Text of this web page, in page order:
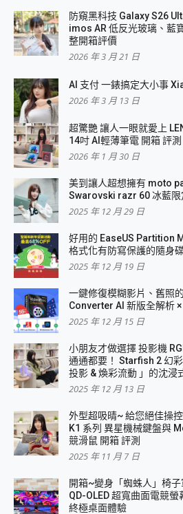
防窺黑科技 Galaxy S26
imos AR 低反光玻璃、藍
整開箱評價
2026 年 3 月 21 日
AI 支付 一錶搞定大小事
2026 年 3 月 13 日
超驚艷 讓人一眼就愛上
14吋 AI輕薄筆電 開箱 評測
2026 年 1 月 30 日
美到讓人超想擁有 moto
Swarovski razr 60 冰藍限
2025 年 12 月 29 日
好用的 EaseUS Partition
格式化有防寫保護的隨身
2025 年 12 月 19 日
一鍵修復模糊影片、舊照
Converter AI 新版全解析
2025 年 12 月 15 日
小朋友才做選擇 投影機
通通都要！ Starfish 2 幻
投影 & 煥彩流動 」的沈浸
2025 年 12 月 13 日
外型超吸晴~ 給您絕佳操
K1 系列 異星機械鍵盤與
競滑鼠 開箱 評測
2025 年 11 月 7 日
開箱~變身「蜘蛛人」椅
QD-OLED 超寬曲面電競
終極桌面體驗